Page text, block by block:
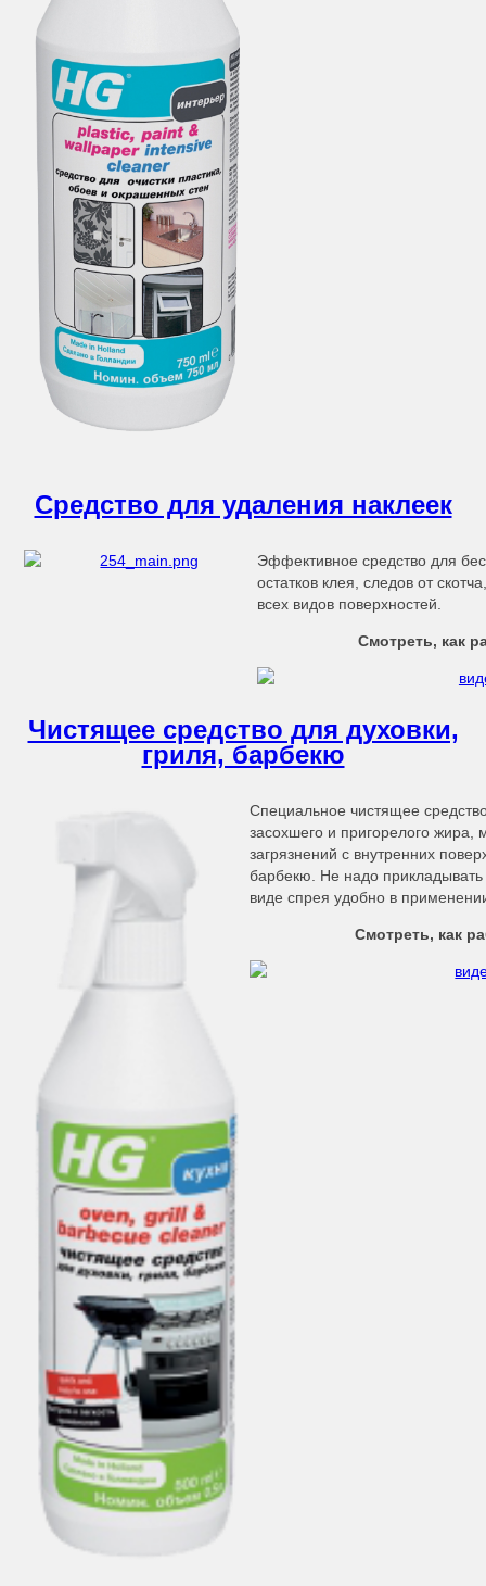
Средство для удаления наклеек
Эффективное средство для
остатков клея, следов от
всех видов поверхностей.
Смотреть, как
Чистящее средство для духовки,
гриля, барбекю
Специальное чистящее
засохшего и пригорелого жира,
загрязнений с внутренних
барбекю. Не надо прикладывать
виде спрея удобно в
Смотреть, как